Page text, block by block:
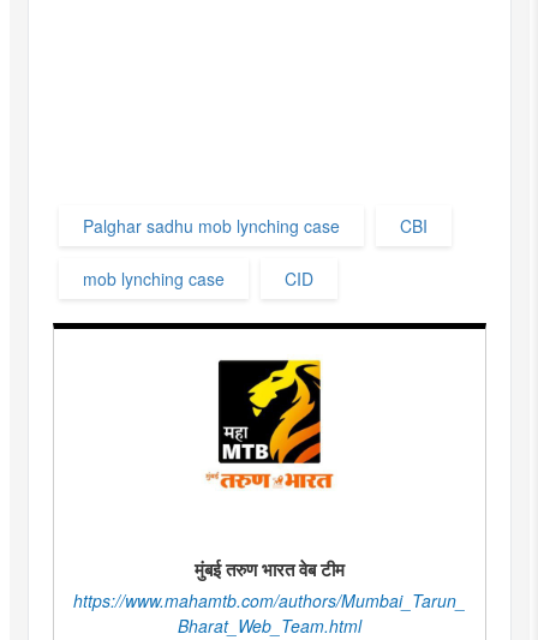
Palghar sadhu mob lynching case CBI
mob lynching case CID
मुंबई तरुण भारत वेब टीम
https://www.mahamtb.com/authors/Mumbai_Tarun_
Bharat_Web_Team.html